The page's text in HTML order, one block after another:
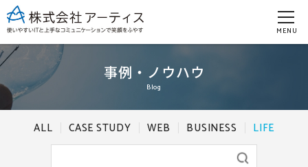
MENU
事例・ノウハウ
Blog
ALL CASE STUDY WEB BUSINESS LIFE